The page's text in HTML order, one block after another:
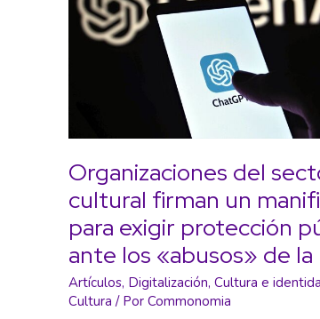
Organizaciones del
cultural firman un
para exigir protección
ante los «abusos» de la
Artículos, Digitalización, Cultura e
Cultura / Por Commonomia